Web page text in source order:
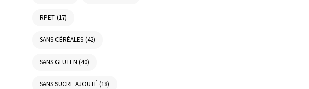
RPET(17)
SANS CÉRÉALES(42)
SANS GLUTEN (40)
SANS SUCRE AJOUTÉ (18)